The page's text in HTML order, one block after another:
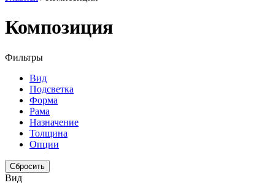
Композиция
Фильтры
Вид
Подсветка
Форма
Рама
Назначение
Толщина
Опции
Сбросить
Вид